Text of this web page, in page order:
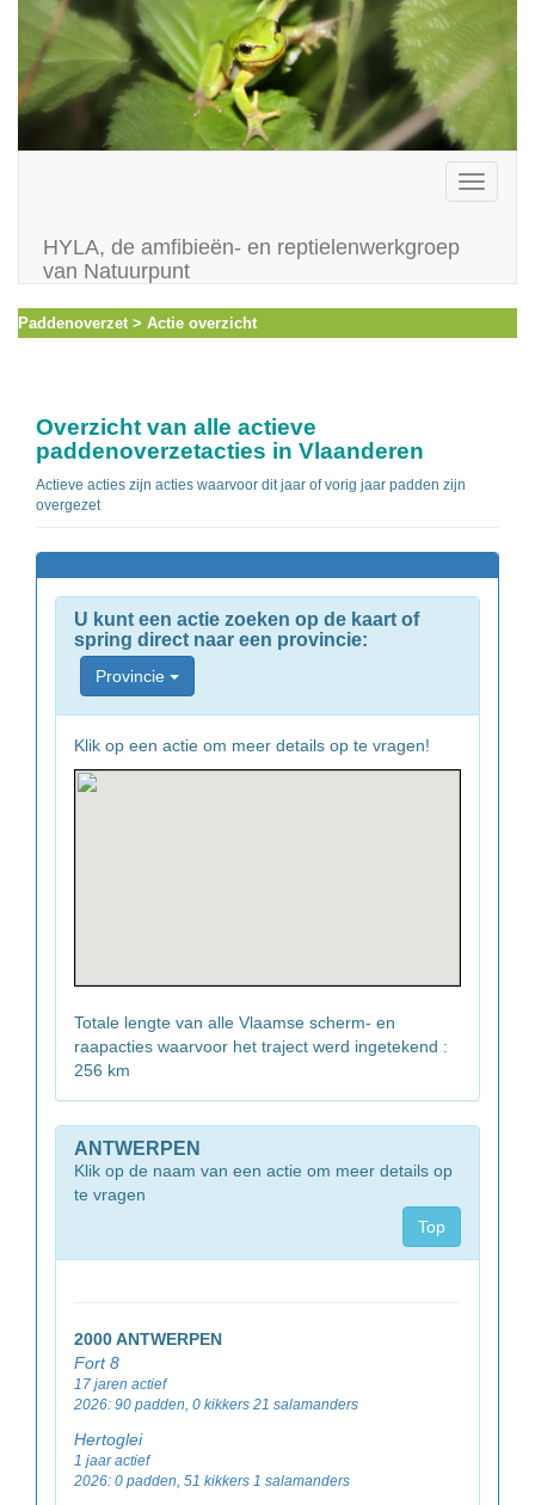
Toggle
HYLA, de amfibieën- en reptielenwerkgroep
van Natuurpunt
Paddenoverzet > Actie overzicht
Overzicht van alle actieve
paddenoverzetacties in Vlaanderen
Actieve acties zijn acties waarvoor dit jaar of vorig jaar padden zijn
overgezet
U kunt een actie zoeken op de kaart of
spring direct naar een provincie:
Provincie
Klik op een actie om meer details op te vragen!
Totale lengte van alle Vlaamse scherm- en
raapacties waarvoor het traject werd ingetekend :
256 km
ANTWERPEN
Klik op de naam van een actie om meer details op
te vragen
Top
2000 ANTWERPEN
Fort 8
17 jaren actief
2026: 90 padden, 0 kikkers 21 salamanders
Hertoglei
1 jaar actief
2026: 0 padden, 51 kikkers 1 salamanders